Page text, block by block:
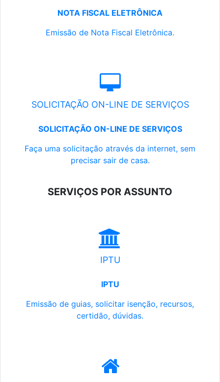
NOTA FISCAL ELETRÔNICA
Emissão de Nota Fiscal Eletrônica.
SOLICITAÇÃO ON-LINE DE SERVIÇOS
SOLICITAÇÃO ON-LINE DE SERVIÇOS
Faça uma solicitação através da internet, sem
precisar sair de casa.
SERVIÇOS POR ASSUNTO
IPTU
IPTU
Emissão de guias, solicitar isenção, recursos,
certidão, dúvidas.